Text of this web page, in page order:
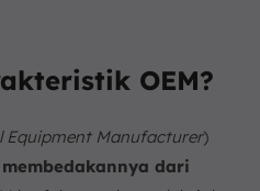
OEM?
Equipment Manufacturer)
membedakannya dari